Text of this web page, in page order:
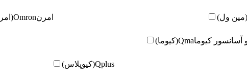
امرنOmron(امرن)
آسانسور کیوماQma(کیوما)
Qplus(کیوپلاس)